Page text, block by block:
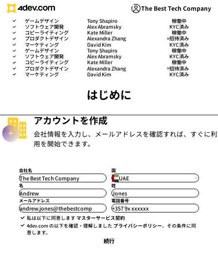
The Best Tech Company
ゲームデザイン Tony Shapiro
稼働中
ソフトウェア開発
Alex Abramsky
KYC済み
コピーライティング
Kate Miller
稼働中
プロダクトデザイン
Alexandra Zhang
招待済み
マーケティング
David Kim
KYC済み
ゲームデザイン
Tony Shapiro
稼働中
ソフトウェア開発
Alex Abramsky
KYC済み
コピーライティング
Kate Miller
稼働中
プロダクトデザイン
Alexandra Zhang
招待済み
マーケティング
David Kim KYC済み
はじめに
アカウントを作成
会社情報を入力し、メールアドレスを確認すれば、すぐに利
用を開始できます。
会社名
The Best Tech Company
国
UAE
名
Andrew
姓
Jones
メールアドレス
andrew.jones@thebestcomp
電話番号
+357 9x xxxxxx
私は以下に同意します マスターサービス契約
4dev.com の以下を確認・理解しました プライバシーポリシー、その条件に同
意します。
続行